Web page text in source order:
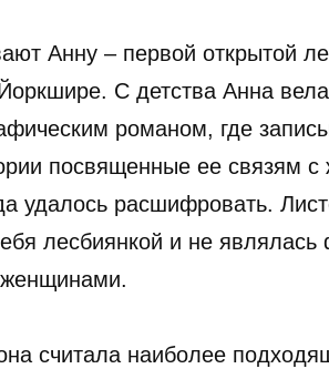
Анну – первой открытой
С детства Анна
романом, где
посвященные ее связям
удалось расшифровать.
лесбиянкой и не
считала наиболее